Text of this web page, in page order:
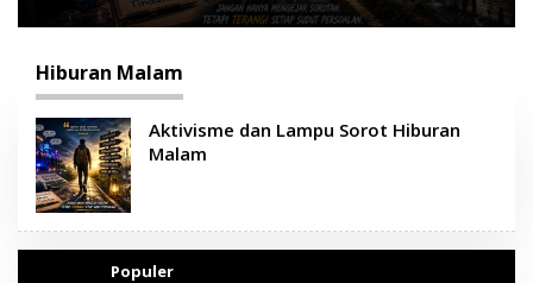
Hiburan Malam
Aktivisme dan Lampu Sorot Hiburan
Malam
Populer